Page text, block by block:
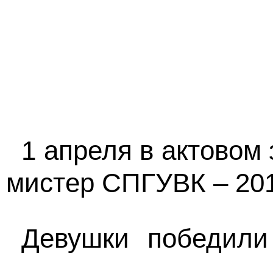
1 апреля в
мистер СПГУВК –
Девушки